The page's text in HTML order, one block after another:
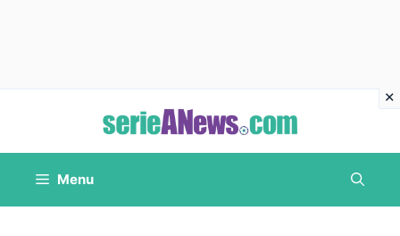
contenuto
Menu